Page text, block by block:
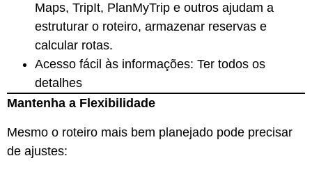
Maps, TripIt, PlanMyTrip e outros ajudam a
estruturar o roteiro, armazenar reservas e
calcular rotas.
Acesso fácil às informações: Ter todos os
detalhes
Mantenha a Flexibilidade
Mesmo o roteiro mais bem planejado pode precisar
de ajustes: